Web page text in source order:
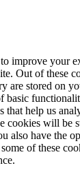
improve your
Out of these
are stored on
basic
that help us
cookies will be
also have the
of these